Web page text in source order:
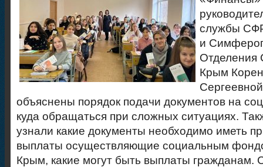
службы
и
Отделения
Крым
объяснены порядок подачи документов на
куда обращаться при сложных ситуациях.
узнали какие документы необходимо иметь
выплаты осуществляющие социальным
Крым, какие могут быть выплаты гражданам.